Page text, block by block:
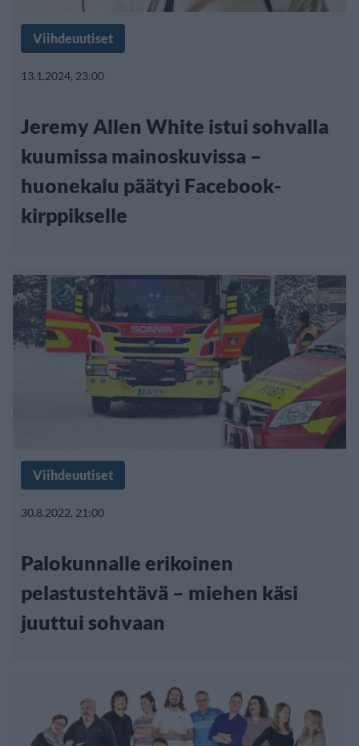
Viihdeuutiset
13.1.2024, 23:00
Jeremy Allen White istui sohvalla
kuumissa mainoskuvissa –
huonekalu päätyi Facebook-
kirppikselle
Viihdeuutiset
30.8.2022, 21:00
Palokunnalle erikoinen
pelastustehtävä – miehen käsi
juuttui sohvaan